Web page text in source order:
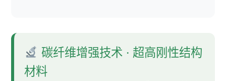
碳纤维增强技术 · 超高刚性结构
材料